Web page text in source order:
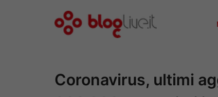
Coronavirus, ultimi